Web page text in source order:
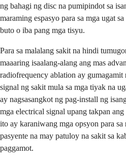
ng bahagi ng disc na pumipindot sa
maraming espasyo para sa mga ugat
buto o iba pang mga tisyu.
Para sa malalang sakit na hindi
maaaring isaalang-alang ang mas
radiofrequency ablation ay
signal ng sakit mula sa mga tiyak na
ay nagsasangkot ng pag-install ng
mga electrical signal upang takpan
ito ay karaniwang mga opsyon para
pasyente na may patuloy na sakit sa
paggamot.